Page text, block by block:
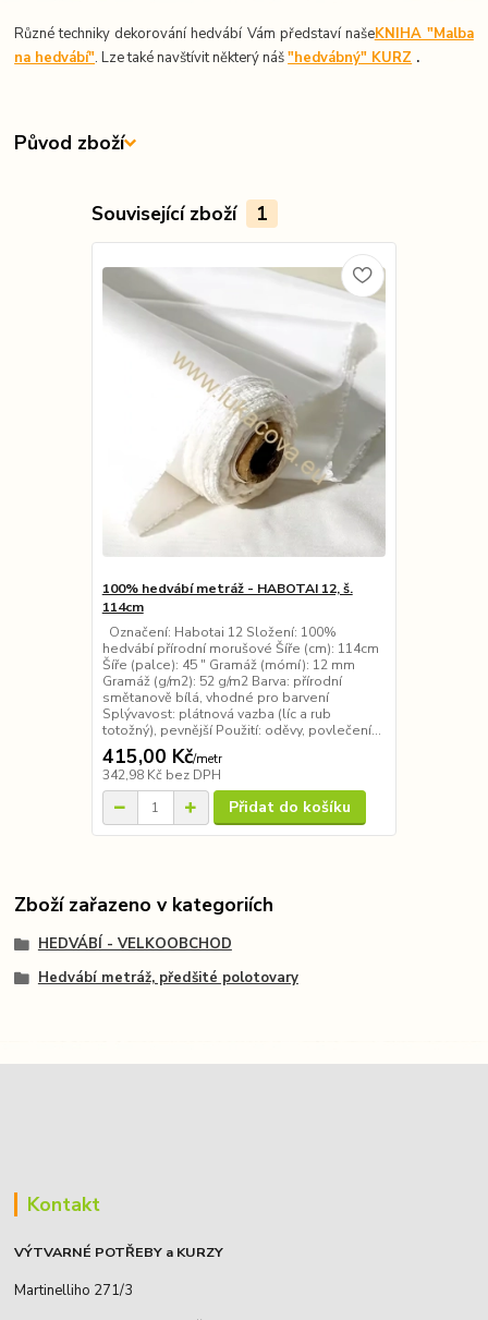
Různé techniky dekorování hedvábí Vám představí našeKNIHA "Malba
na hedvábí". Lze také navštívit některý náš"hedvábný" KURZ .
Původ zboží
Související zboží 1
100% hedvábí metráž - HABOTAI 12, š.
114cm
Označení: Habotai 12 Složení: 100%
hedvábí přírodní morušové Šíře (cm): 114cm
Šíře (palce): 45 ″ Gramáž (mómí): 12 mm
Gramáž (g/m2): 52 g/m2 Barva: přírodní
smětanově bílá, vhodné pro barvení
Splývavost: plátnová vazba (líc a rub
totožný), pevnější Použití: oděvy, povlečení...
415,00 Kč/metr
342,98 Kč bez DPH
Přidat do košíku
Zboží zařazeno v kategoriích
HEDVÁBÍ - VELKOOBCHOD
Hedvábí metráž, předšité polotovary
Kontakt
VÝTVARNÉ POTŘEBY a KURZY
Martinelliho 271/3